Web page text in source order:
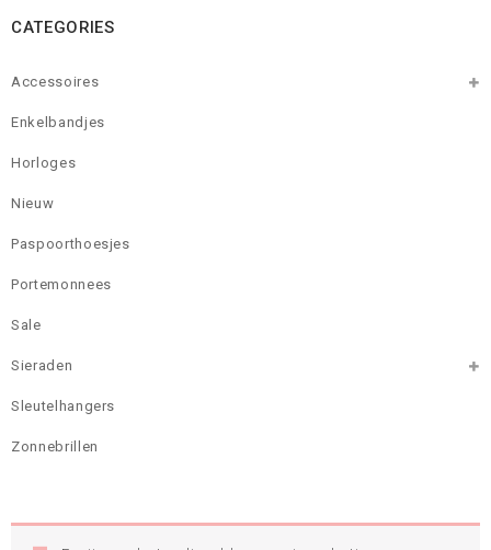
CATEGORIES
Accessoires
Enkelbandjes
Horloges
Nieuw
Paspoorthoesjes
Portemonnees
Sale
Sieraden
Sleutelhangers
Zonnebrillen